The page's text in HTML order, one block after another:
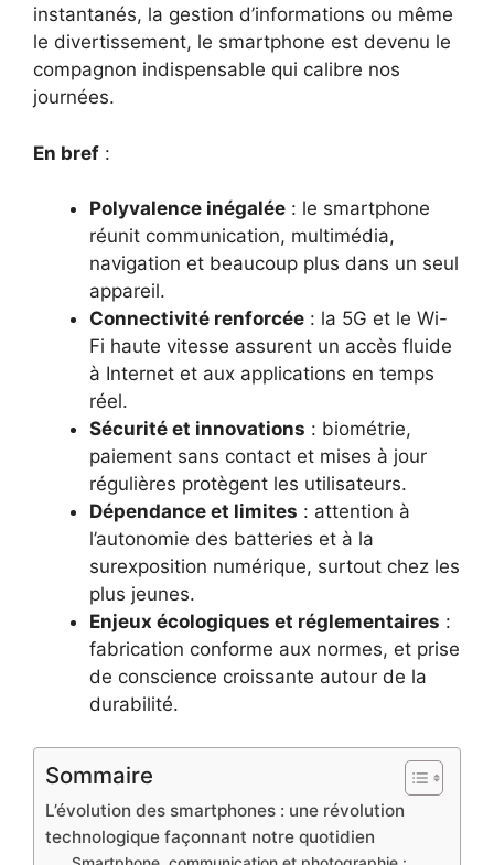
instantanés, la gestion d’informations ou même
le divertissement, le smartphone est devenu le
compagnon indispensable qui calibre nos
journées.
En bref :
Polyvalence inégalée : le smartphone
réunit communication, multimédia,
navigation et beaucoup plus dans un seul
appareil.
Connectivité renforcée : la 5G et le Wi-
Fi haute vitesse assurent un accès fluide
à Internet et aux applications en temps
réel.
Sécurité et innovations : biométrie,
paiement sans contact et mises à jour
régulières protègent les utilisateurs.
Dépendance et limites : attention à
l’autonomie des batteries et à la
surexposition numérique, surtout chez les
plus jeunes.
Enjeux écologiques et réglementaires :
fabrication conforme aux normes, et prise
de conscience croissante autour de la
durabilité.
Sommaire
L’évolution des smartphones : une révolution
technologique façonnant notre quotidien